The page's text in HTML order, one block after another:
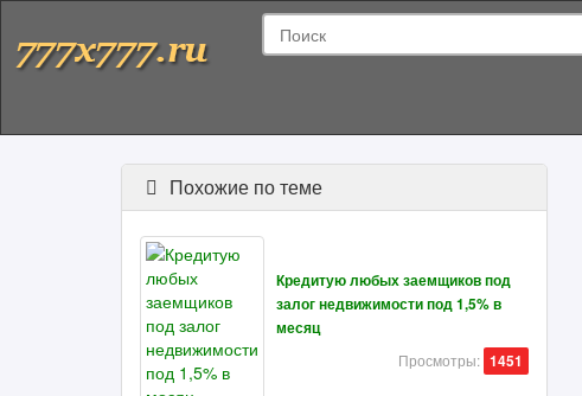
Похожие по теме
Кредитую любых заемщиков под
залог недвижимости под 1,5% в
месяц
Просмотры: 1451